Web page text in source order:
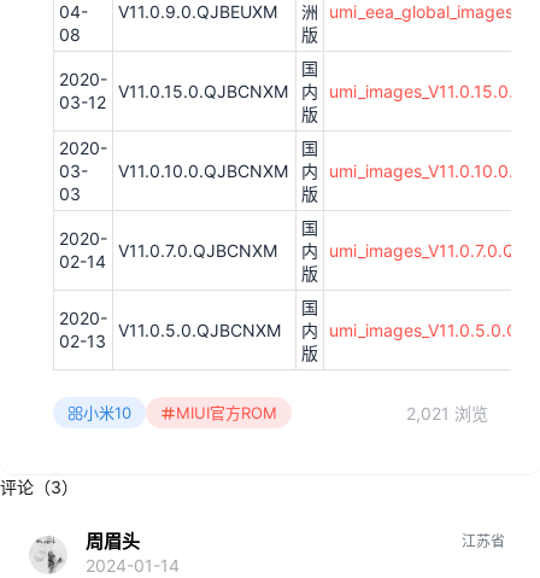
04-
08
V11.0.9.0.QJBEUXM
洲
版
2020-
03-12
V11.0.15.0.QJBCNXM
国
内
版
2020-
03-
03
V11.0.10.0.QJBCNXM
国
内
版
2020-
02-14
V11.0.7.0.QJBCNXM
国
内
版
2020-
02-13
V11.0.5.0.QJBCNXM
国
内
版
小米10 MIUI官方ROM 2,021 浏览
评论（3）
周眉头
2024-01-14
江苏省